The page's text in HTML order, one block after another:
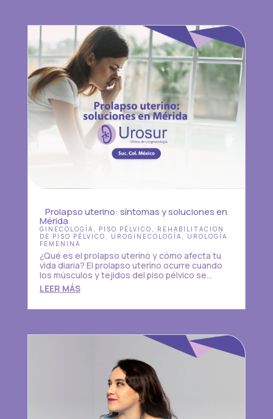
Prolapso uterino: síntomas y soluciones en
Mérida
GINECOLOGÍA , PISO PÉLVICO , REHABILITACION
DE PISO PÉLVICO , UROGINECOLOGÍA , UROLOGÍA
FEMENINA
¿Qué es el prolapso uterino y cómo afecta tu
vida diaria? El prolapso uterino ocurre cuando
los músculos y tejidos del piso pélvico se...
LEER MÁS